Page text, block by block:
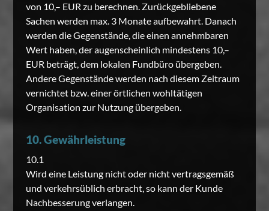
von 10,– EUR zu berechnen. Zurückgebliebene
Sachen werden max. 3 Monate aufbewahrt. Danach
werden die Gegenstände, die einen annehmbaren
Wert haben, der augenscheinlich mindestens 10,–
EUR beträgt, dem lokalen Fundbüro übergeben.
Andere Gegenstände werden nach diesem Zeitraum
vernichtet bzw. einer örtlichen wohltätigen
Organisation zur Nutzung übergeben.
10. Gewährleistung
10.1
Wird eine Leistung nicht oder nicht vertragsgemäß
und verkehrsüblich erbracht, so kann der Kunde
Nachbesserung verlangen.